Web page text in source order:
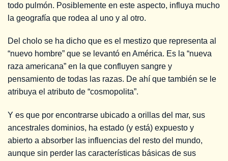
todo pulmón. Posiblemente en este aspecto, influya mucho
la geografía que rodea al uno y al otro.
Del cholo se ha dicho que es el mestizo que representa al
“nuevo hombre” que se levantó en América. Es la “nueva
raza americana” en la que confluyen sangre y
pensamiento de todas las razas. De ahí que también se le
atribuya el atributo de “cosmopolita”.
Y es que por encontrarse ubicado a orillas del mar, sus
ancestrales dominios, ha estado (y está) expuesto y
abierto a absorber las influencias del resto del mundo,
aunque sin perder las características básicas de sus